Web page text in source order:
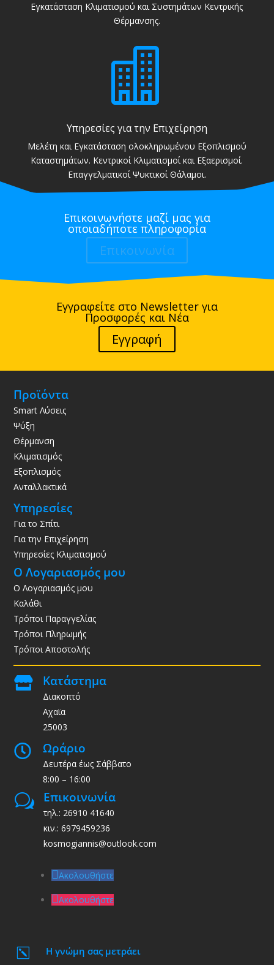
Εγκατάσταση Κλιματισμού και Συστημάτων Κεντρικής
Θέρμανσης.

Υπηρεσίες για την Επιχείρηση
Μελέτη και Εγκατάσταση ολοκληρωμένου Εξοπλισμού
Καταστημάτων. Κεντρικοί Κλιματισμοί και Εξαερισμοί.
Επαγγελματικοί Ψυκτικοί Θάλαμοι.
Επικοινωνήστε μαζί μας για
οποιαδήποτε πληροφορία
Επικοινωνία
Εγγραφείτε στο Newsletter για
Προσφορές και Νέα
Εγγραφή
Προϊόντα
Smart Λύσεις
Ψύξη
Θέρμανση
Κλιματισμός
Εξοπλισμός
Ανταλλακτικά
Υπηρεσίες
Για το Σπίτι
Για την Επιχείρηση
Υπηρεσίες Κλιματισμού
Ο Λογαριασμός μου
Ο Λογαριασμός μου
Καλάθι
Τρόποι Παραγγελίας
Τρόποι Πληρωμής
Τρόποι Αποστολής
 Κατάστημα
Διακοπτό
Αχαϊα
25003
 Ωράριο
Δευτέρα έως Σάββατο
8:00 – 16:00
w Επικοινωνία
τηλ.: 26910 41640
κιν.: 6979459236
kosmogiannis@outlook.com
Ακολουθήστε
Ακολουθήστε
k Η γνώμη σας μετράει